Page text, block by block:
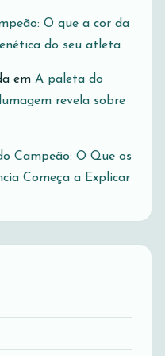
O que a cor da
do seu atleta
em A paleta do
revela sobre
Campeão: O Que os
Começa a Explicar